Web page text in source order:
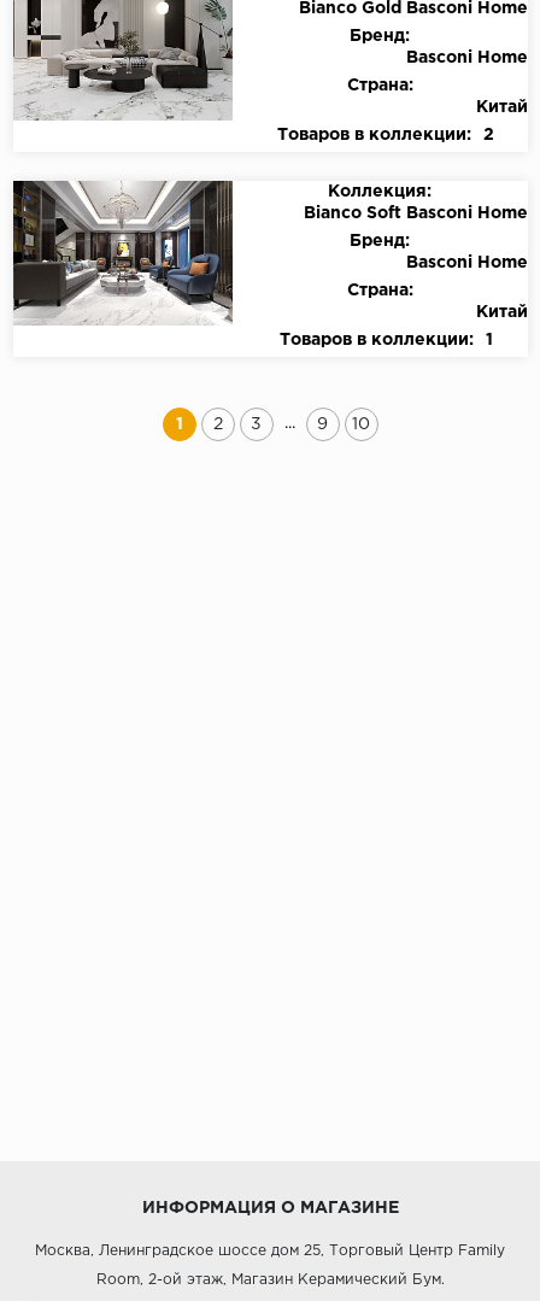
Bianco Gold Basconi Home
Бренд:
Basconi Home
Страна:
Китай
Товаров в коллекции:
2
Коллекция:
Bianco Soft Basconi Home
Бренд:
Basconi Home
Страна:
Китай
Товаров в коллекции:
1
1 2 3 ... 9 10
ИНФОРМАЦИЯ О МАГАЗИНЕ
Москва, Ленинградское шоссе дом 25, Торговый Центр Family
Room, 2-ой этаж, Магазин Керамический Бум.